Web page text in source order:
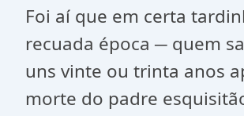
Foi aí que em certa
recuada época ─ quem
uns vinte ou trinta anos
morte do padre